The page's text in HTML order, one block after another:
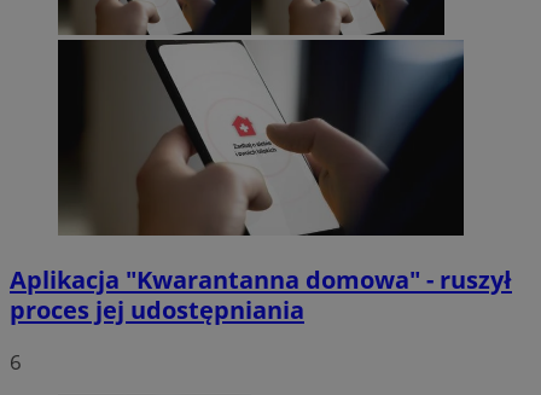
Aplikacja "Kwarantanna domowa" - ruszył
proces jej udostępniania
6